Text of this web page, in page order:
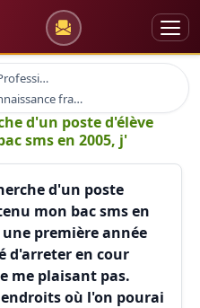
Orientation Professionnelle
Reconnaissance france suisse europe
d'un poste d'élève
sms en 2005, j'
d'un poste
mon bac sms en
première année
d'arreter en cour
me plaisant pas.
où l'on pourai